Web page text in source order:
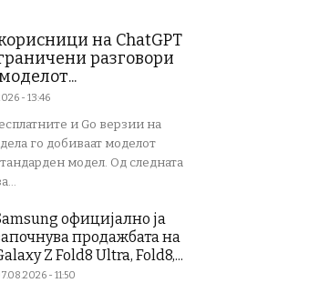
на ChatGPT
разговори
- 13:46
и Go верзии на
го добиваат моделот
модел. Од следната
официјално ја
продажбата на
Z Fold8 Ultra, Fold8,...
- 11:50